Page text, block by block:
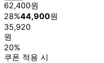
62,400원
28%44,900원
35,920
원
20%
쿠폰 적용 시